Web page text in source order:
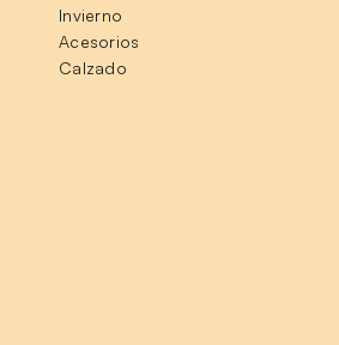
Invierno
Acesorios
Calzado